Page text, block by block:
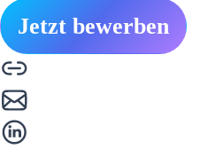
Jetzt bewerben